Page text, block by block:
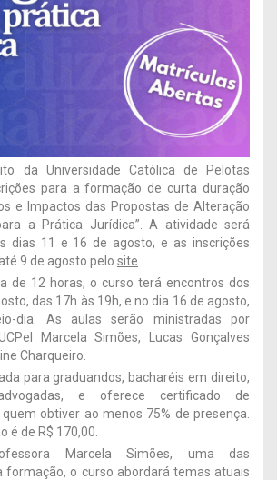
da Universidade Católica de Pelotas
para a formação de curta duração
e Impactos das Propostas de Alteração
a Prática Jurídica”. A atividade será
dias 11 e 16 de agosto, e as inscrições
9 de agosto pelo site
de 12 horas, o curso terá encontros dos
das 17h às 19h, e no dia 16 de agosto,
dia. As aulas serão ministradas por
Marcela Simões, Lucas Gonçalves
Charqueiro.
para graduandos, bacharéis em direito,
e oferece certificado de
obtiver ao menos 75% de presença.
é de R$ 170,00.
Marcela Simões, uma das
formação, o curso abordará temas atuais